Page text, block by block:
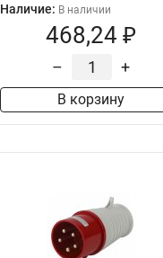
Наличие: В наличии
468,24 ₽
– +
В корзину